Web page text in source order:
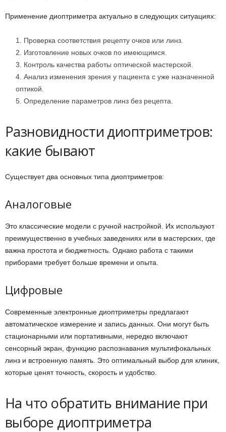
Применение диоптриметра актуально в следующих ситуациях:
Проверка соответствия рецепту очков или линз.
Изготовление новых очков по имеющимся.
Контроль качества работы оптической мастерской.
Анализ изменения зрения у пациента с уже назначенной
оптикой.
Определение параметров линз без рецепта.
Разновидности диоптриметров:
какие бывают
Существует два основных типа диоптриметров:
Аналоговые
Это классические модели с ручной настройкой. Их используют
преимущественно в учебных заведениях или в мастерских, где
важна простота и бюджетность. Однако работа с такими
приборами требует больше времени и опыта.
Цифровые
Современные электронные диоптриметры предлагают
автоматическое измерение и запись данных. Они могут быть
стационарными или портативными, нередко включают
сенсорный экран, функцию распознавания мультифокальных
линз и встроенную память. Это оптимальный выбор для клиник,
которые ценят точность, скорость и удобство.
На что обратить внимание при
выборе диоптриметра